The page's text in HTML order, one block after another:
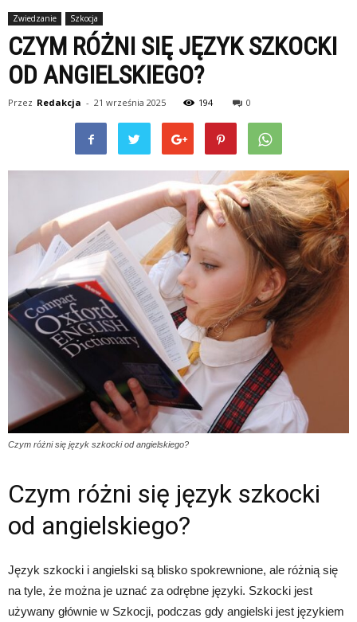
Zwiedzanie Szkocja
CZYM RÓŻNI SIĘ JĘZYK SZKOCKI
OD ANGIELSKIEGO?
Przez Redakcja - 21 września 2025 194 0
Czym różni się język szkocki od angielskiego?
Czym różni się język szkocki
od angielskiego?
Język szkocki i angielski są blisko spokrewnione, ale różnią się
na tyle, że można je uznać za odrębne języki. Szkocki jest
używany głównie w Szkocji, podczas gdy angielski jest językiem